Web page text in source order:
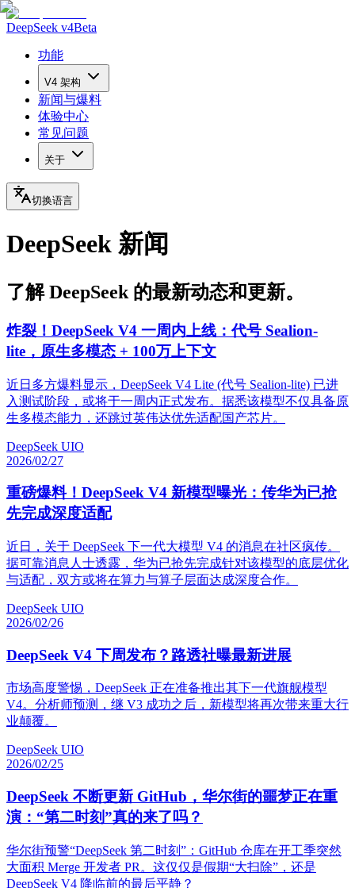
DeepSeek v4Beta
功能
V4 架构
新闻与爆料
体验中心
常见问题
关于
切换语言
DeepSeek 新闻
了解 DeepSeek 的最新动态和更新。
炸裂！DeepSeek V4 一周内上线：代号 Sealion-
lite，原生多模态 + 100万上下文
近日多方爆料显示，DeepSeek V4 Lite (代号 Sealion-lite) 已进
入测试阶段，或将于一周内正式发布。据悉该模型不仅具备原
生多模态能力，还跳过英伟达优先适配国产芯片。
DeepSeek UIO
2026/02/27
重磅爆料！DeepSeek V4 新模型曝光：传华为已抢
先完成深度适配
近日，关于 DeepSeek 下一代大模型 V4 的消息在社区疯传。
据可靠消息人士透露，华为已抢先完成针对该模型的底层优化
与适配，双方或将在算力与算子层面达成深度合作。
DeepSeek UIO
2026/02/26
DeepSeek V4 下周发布？路透社曝最新进展
市场高度警惕，DeepSeek 正在准备推出其下一代旗舰模型
V4。分析师预测，继 V3 成功之后，新模型将再次带来重大行
业颠覆。
DeepSeek UIO
2026/02/25
DeepSeek 不断更新 GitHub，华尔街的噩梦正在重
演：“第二时刻”真的来了吗？
华尔街预警“DeepSeek 第二时刻”：GitHub 仓库在开工季突然
大面积 Merge 开发者 PR。这仅仅是假期“大扫除”，还是
DeepSeek V4 降临前的最后平静？